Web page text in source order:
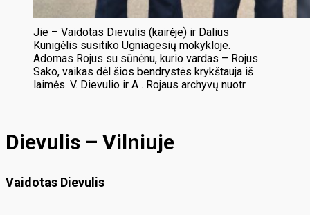
Jie – Vaidotas Dievulis (kairėje) ir Dalius
Kunigėlis susitiko Ugniagesių mokykloje.
Adomas Rojus su sūnėnu, kurio vardas – Rojus.
Sako, vaikas dėl šios bendrystės krykštauja iš
laimės. V. Dievulio ir A . Rojaus archyvų nuotr.
Dievulis – Vilniuje
Vaidotas Dievulis